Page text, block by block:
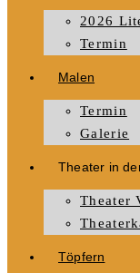
2026
Termin
Malen
Termin
Galerie
Theater in
Theater
Töpfern